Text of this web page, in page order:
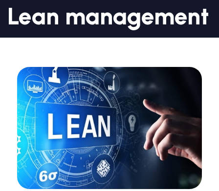
Lean management